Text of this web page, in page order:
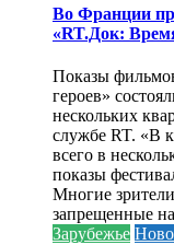
Во Франции
«RT.Док:
Показы
героев»
нескольких
службе RT. «В
всего в
показы
Многие
запрещенные
Зарубежье